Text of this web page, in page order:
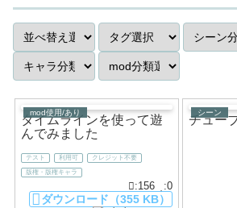
mod使用/あり
タイムラインを使って遊
んでみました
テスト 利用可
クレジット不要
版権・版権キャラ
:156 :0
ダウンロード（355 KB）
シーン
チュー